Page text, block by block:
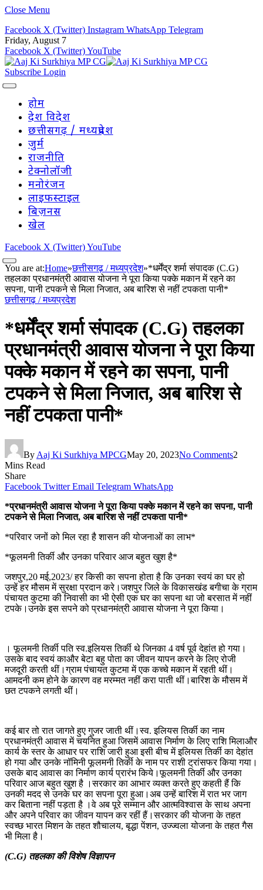
Close Menu
Facebook X (Twitter) Instagram WhatsApp Telegram
Friday, August 7
Facebook X (Twitter)YouTube
Subscribe Login
होम
देश विदेश
छत्तीसगढ़ / मध्यप्रदेश
जुर्म
राजनीति
टेक्नोलॉजी
मनोरंजन
लाइफस्टाइल
बिज़नस
खेल
Facebook X (Twitter)YouTube
You are at:Home»छत्तीसगढ़ / मध्यप्रदेश»*धर्मेंद्र शर्मा संपादक (C.G)
तहलका प्रधानमंत्री आवास योजना ने पूरा किया पक्के मकान में रहने का
सपना, पानी टपकने से मिला निजात, अब बारिश से नहीं टपकता पानी*
छत्तीसगढ़ / मध्यप्रदेश
*धर्मेंद्र शर्मा संपादक (C.G) तहलका
प्रधानमंत्री आवास योजना ने पूरा किया
पक्के मकान में रहने का सपना, पानी
टपकने से मिला निजात, अब बारिश से
नहीं टपकता पानी*
By Aaj Ki Surkhiya MPCGMay 20, 2023No Comments2
Mins Read
Share
Facebook Twitter Email Telegram WhatsApp
*प्रधानमंत्री आवास योजना ने पूरा किया पक्के मकान में रहने का सपना, पानी
टपकने से मिला निजात, अब बारिश से नहीं टपकता पानी*
*परिवार जनों को मिल रहा है शासन की योजनाओं का लाभ*
*फूलमनी तिर्की और उनका परिवार आज बहुत खुश है*
जशपुर,20 मई,2023/ हर किसी का सपना होता है कि उनका स्वयं का घर हो
उन्हें हर मौसम में सुरक्षा प्रदान करे।जशपुर जिले के विकासखंड बगीचा के ग्राम
पंचायत कुटमा की निवासी का भी ऐसी एक घर का सपना था जो बरसात में नहीं
टपके।उनके इस सपने को प्रधानमंत्री आवास योजना ने पूरा किया।
। फूलमनी तिर्की पति स्व.इलियस तिर्की थे जिनका 4 वर्ष पूर्व देहांत हो गया।
उसके बाद स्वयं काऔर बेटा बहु पोता का जीवन यापन करने के लिए रोजी
मजदूरी करती थीं।ग्राम पंचायत कुटमा में एक कच्चे मकान में रहती थीं।
आमदनी कम होने के कारण वह मरम्मत नहीं करा पाती थीं।बारिश के मौसम में
छत टपकने लगती थीं।
कई बार तो रात जागते हुए गुजर जाती थीं।स्व. इलियस तिर्की का नाम
प्रधानमंत्री आवास में चयनित हुआ जिसमें आवास निर्माण के लिए राशि मिलाऔर
कार्य के स्तर के आधार पर राशि जारी हुआ इसी बीच में इलियस तिर्की का देहांत
हो गया और उनके नॉमिनी फूलमनी तिर्की के नाम पर राशी ट्रांसफर किया गया।
उसके बाद आवास का निर्माण कार्य प्रारंभ किये।फूलमनी तिर्की और उनका
परिवार आज बहुत खुश है ।सरकार का आभार व्यक्त करते हुए कहती हैं कि
उनकी मदद से उनके घर का सपना पूरा हुआ।अब उन्हें बारिश में रात भर जाग
कर बिताना नहीं पड़ता है ।वे अब पूरे सम्मान और आत्मविश्वास के साथ अपना
और अपने परिवार का जीवन यापन कर रहीं हैं।सरकार की योजना के तहत
स्वच्छ भारत मिशन के तहत शौचालय, बृद्धा पेंशन, उज्ज्वला योजना के तहत गैस
भी मिला है।
(C.G) तहलका की विशेष विज्ञापन